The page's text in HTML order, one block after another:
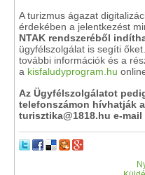
A turizmus ágazat
érdekében a jelentkezést
NTAK rendszeréből
ügyfélszolgálat is segíti
további információk és a
a kisfaludyprogram.hu
Az Ügyfélszolgálatot
telefonszámon hívhatják
turisztika@1818.hu e-